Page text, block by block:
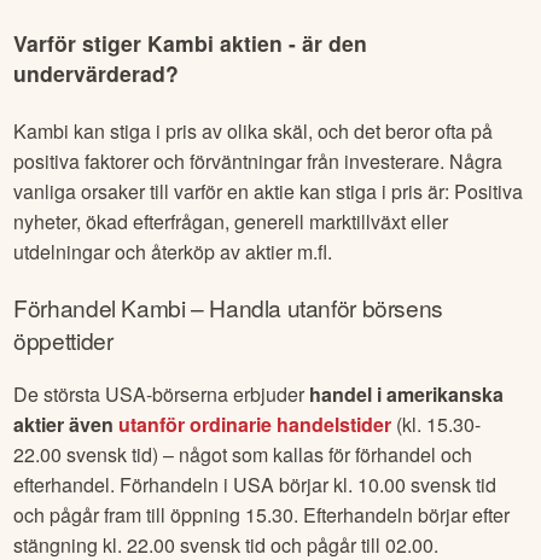
Varför stiger Kambi aktien - är den
undervärderad?
Kambi kan stiga i pris av olika skäl, och det beror ofta på
positiva faktorer och förväntningar från investerare. Några
vanliga orsaker till varför en aktie kan stiga i pris är: Positiva
nyheter, ökad efterfrågan, generell marktillväxt eller
utdelningar och återköp av aktier m.fl.
Förhandel Kambi– Handla utanför börsens
öppettider
De största USA-börserna erbjuder handel i amerikanska
aktier även utanför ordinarie handelstider (kl. 15.30-
22.00 svensk tid) – något som kallas för förhandel och
efterhandel. Förhandeln i USA börjar kl. 10.00 svensk tid
och pågår fram till öppning 15.30. Efterhandeln börjar efter
stängning kl. 22.00 svensk tid och pågår till 02.00.